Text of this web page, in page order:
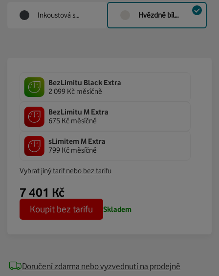
Inkoustová s/m Hvězdně bílá s/m
BezLimitu Black Extra
2 099 Kč měsíčně
BezLimitu M Extra
675 Kč měsíčně
sLimitem M Extra
799 Kč měsíčně
Vybrat jiný tarif nebo bez tarifu
Koupit bez tarifu Skladem
7 401 Kč
Doručení zdarma nebo vyzvednutí na prodejně